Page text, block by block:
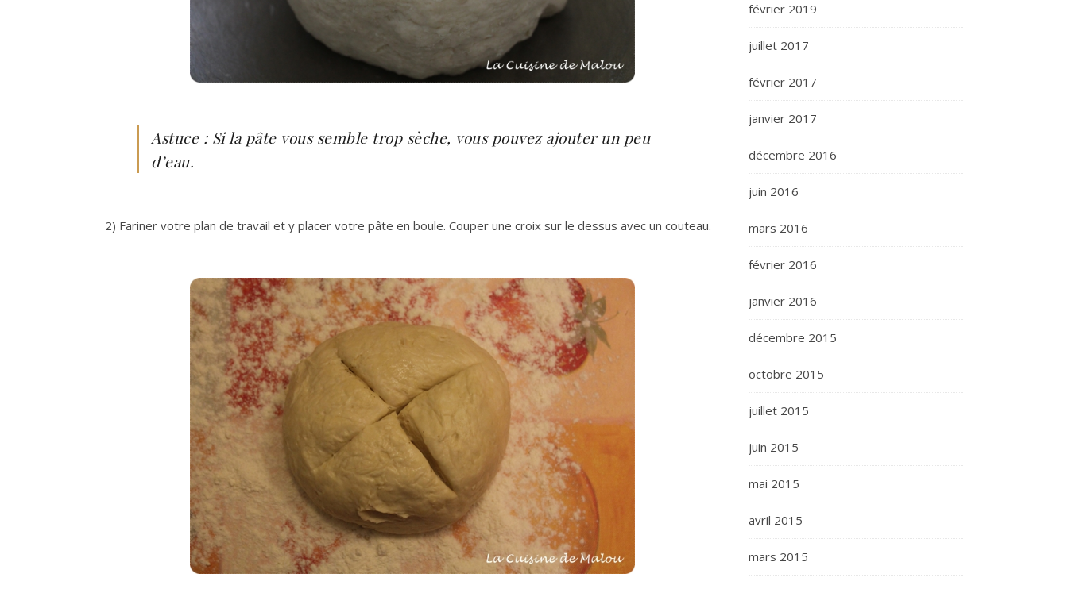
Astuce : Si la pâte vous semble trop sèche, vous pouvez ajouter un peu
d’eau.
2) Fariner votre plan de travail et y placer votre pâte en boule. Couper une croix sur le dessus avec un couteau.
février 2019
juillet 2017
février 2017
janvier 2017
décembre 2016
juin 2016
mars 2016
février 2016
janvier 2016
décembre 2015
octobre 2015
juillet 2015
juin 2015
mai 2015
avril 2015
mars 2015